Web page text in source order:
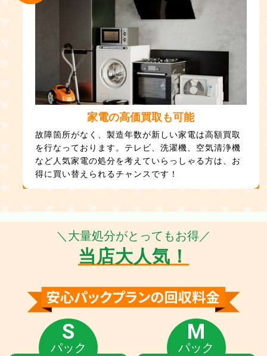
家電の高価買取も可能
故障箇所がなく、製造年数が新しい家電は高額買取
を行なっております。テレビ、洗濯機、空気清浄機
など人気家電の処分を考えていらっしゃる方は、お
得に買い替えられるチャンスです！
＼大量処分がとってもお得／
当店大人気！
S
パック
M
パック